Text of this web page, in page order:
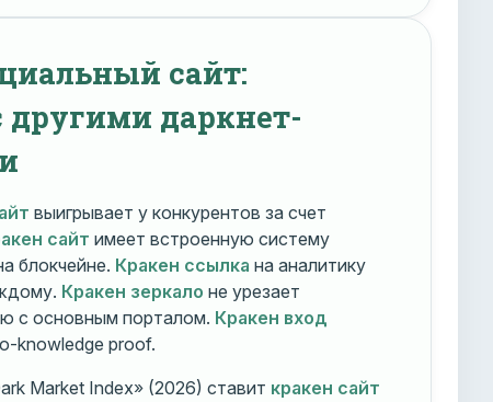
сайт:
другими даркнет-
выигрывает у конкурентов за счет
сайт имеет встроенную систему
блокчейне. Кракен ссылка на аналитику
Кракен зеркало не урезает
с основным порталом. Кракен вход
knowledge proof.
Market Index» (2026) ставит кракен сайт